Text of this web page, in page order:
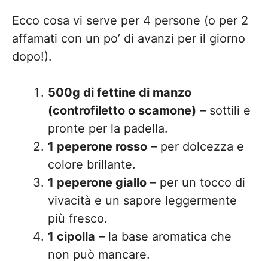
Ecco cosa vi serve per 4 persone (o per 2
affamati con un po’ di avanzi per il giorno
dopo!).
500g di fettine di manzo
(controfiletto o scamone) – sottili e
pronte per la padella.
1 peperone rosso – per dolcezza e
colore brillante.
1 peperone giallo – per un tocco di
vivacità e un sapore leggermente
più fresco.
1 cipolla – la base aromatica che
non può mancare.